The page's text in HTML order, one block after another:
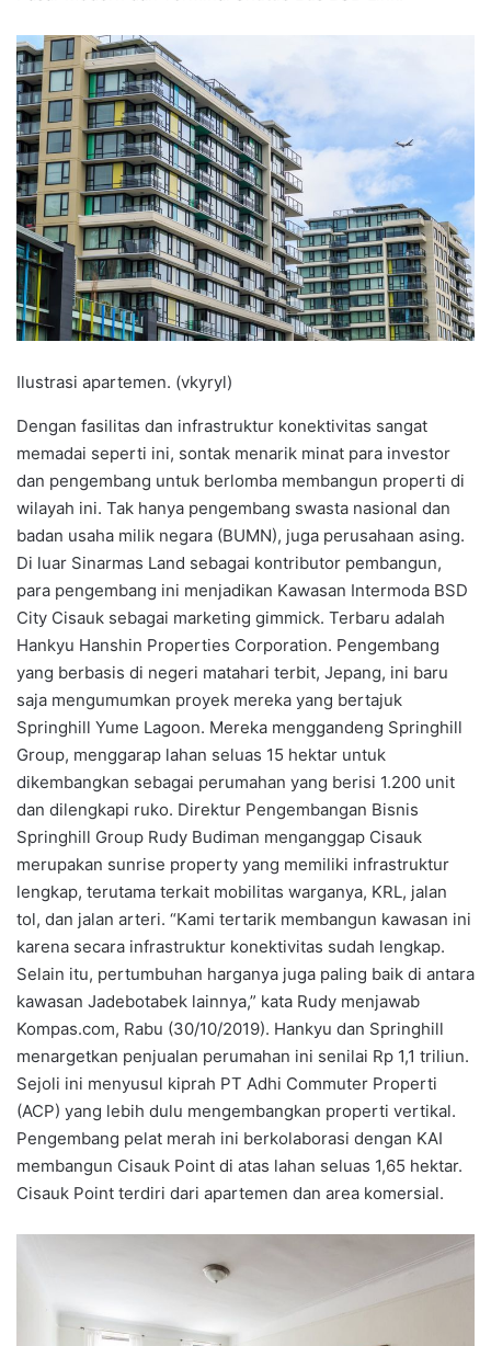
Ilustrasi apartemen. (vkyryl)
Dengan fasilitas dan infrastruktur konektivitas sangat
memadai seperti ini, sontak menarik minat para investor
dan pengembang untuk berlomba membangun properti di
wilayah ini. Tak hanya pengembang swasta nasional dan
badan usaha milik negara (BUMN), juga perusahaan asing.
Di luar Sinarmas Land sebagai kontributor pembangun,
para pengembang ini menjadikan Kawasan Intermoda BSD
City Cisauk sebagai marketing gimmick. Terbaru adalah
Hankyu Hanshin Properties Corporation. Pengembang
yang berbasis di negeri matahari terbit, Jepang, ini baru
saja mengumumkan proyek mereka yang bertajuk
Springhill Yume Lagoon. Mereka menggandeng Springhill
Group, menggarap lahan seluas 15 hektar untuk
dikembangkan sebagai perumahan yang berisi 1.200 unit
dan dilengkapi ruko. Direktur Pengembangan Bisnis
Springhill Group Rudy Budiman menganggap Cisauk
merupakan sunrise property yang memiliki infrastruktur
lengkap, terutama terkait mobilitas warganya, KRL, jalan
tol, dan jalan arteri. “Kami tertarik membangun kawasan ini
karena secara infrastruktur konektivitas sudah lengkap.
Selain itu, pertumbuhan harganya juga paling baik di antara
kawasan Jadebotabek lainnya,” kata Rudy menjawab
Kompas.com, Rabu (30/10/2019). Hankyu dan Springhill
menargetkan penjualan perumahan ini senilai Rp 1,1 triliun.
Sejoli ini menyusul kiprah PT Adhi Commuter Properti
(ACP) yang lebih dulu mengembangkan properti vertikal.
Pengembang pelat merah ini berkolaborasi dengan KAI
membangun Cisauk Point di atas lahan seluas 1,65 hektar.
Cisauk Point terdiri dari apartemen dan area komersial.